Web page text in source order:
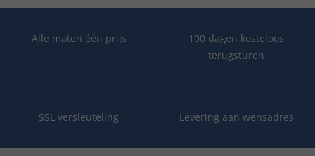
Alle maten één prijs
100 dagen kosteloos
terugsturen
SSL versleuteling Levering aan wensadres